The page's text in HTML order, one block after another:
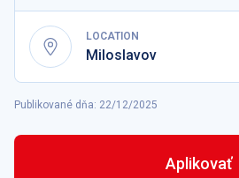
LOCATION
Miloslavov
Publikované dňa: 22/12/2025
Aplikovať